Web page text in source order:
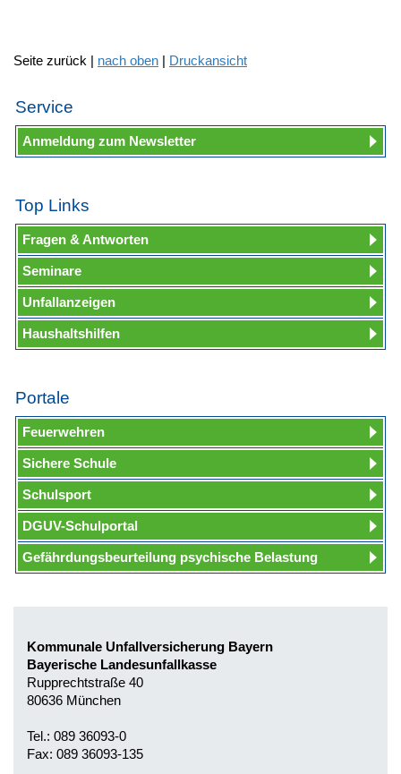
Seite zurück | nach oben | Druckansicht
Service
Anmeldung zum Newsletter
Top Links
Fragen & Antworten
Seminare
Unfallanzeigen
Haushaltshilfen
Portale
Feuerwehren
Sichere Schule
Schulsport
DGUV-Schulportal
Gefährdungsbeurteilung psychische Belastung
Kommunale Unfallversicherung Bayern
Bayerische Landesunfallkasse
Rupprechtstraße 40
80636 München
Tel.: 089 36093-0
Fax: 089 36093-135